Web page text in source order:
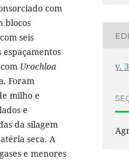
com
blocos
seis
Urochloa
Foram
milho e
e
da silagem
seca. A
e menores
v.